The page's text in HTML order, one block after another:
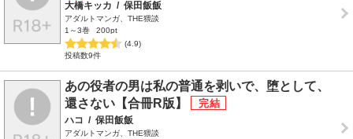
大橋キッカ / 保田飯飯
アダルトマンガ、THE猥談
1～3巻
200pt
(4.9)
投稿数9件
あの役者の男は私の普通を剥いで、堕として、
還さない【合冊R版】
ハコ / 保田飯飯
アダルトマンガ、THE猥談